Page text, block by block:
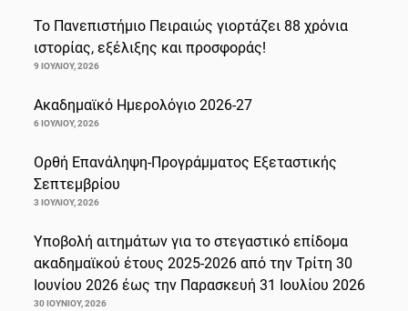
Το Πανεπιστήμιο Πειραιώς γιορτάζει 88 χρόνια
ιστορίας, εξέλιξης και προσφοράς!
9 ΙΟΥΛΊΟΥ, 2026
Ακαδημαϊκό Ημερολόγιο 2026-27
6 ΙΟΥΛΊΟΥ, 2026
Ορθή Επανάληψη-Προγράμματος Εξεταστικής
Σεπτεμβρίου
3 ΙΟΥΛΊΟΥ, 2026
Υποβολή αιτημάτων για το στεγαστικό επίδομα
ακαδημαϊκού έτους 2025-2026 από την Τρίτη 30
Ιουνίου 2026 έως την Παρασκευή 31 Ιουλίου 2026
30 ΙΟΥΝΊΟΥ, 2026